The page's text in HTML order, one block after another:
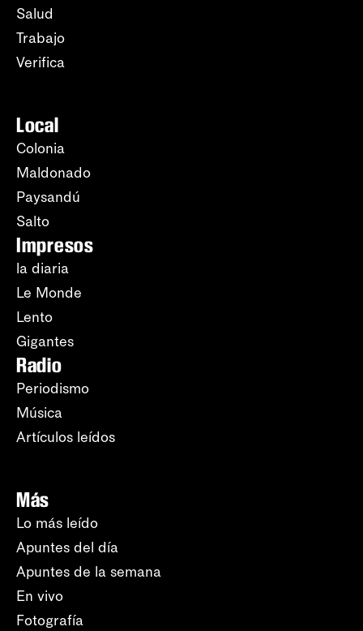
Salud
Trabajo
Verifica
Local
Colonia
Maldonado
Paysandú
Salto
Impresos
la diaria
Le Monde
Lento
Gigantes
Radio
Periodismo
Música
Artículos leídos
Más
Lo más leído
Apuntes del día
Apuntes de la semana
En vivo
Fotografía